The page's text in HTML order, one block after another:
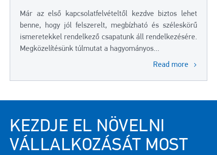
Már az első kapcsolatfelvételtől kezdve biztos lehet
benne, hogy jól felszerelt, megbízható és széleskörű
ismeretekkel rendelkező csapatunk áll rendelkezésére.
Megközelítésünk túlmutat a hagyományos...
Read more
KEZDJE EL NÖVELNI
VÁLLALKOZÁSÁT MOST